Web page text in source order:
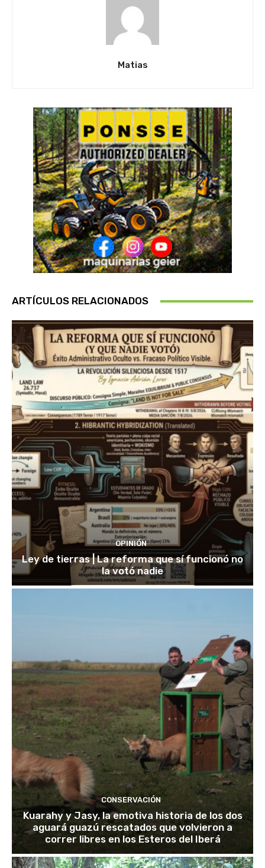
Matias
ARTÍCULOS RELACIONADOS
OPINIÓN
Ley de tierras | La reforma que sí funcionó no
la votó nadie
CONSERVACIÓN
Kuarahy y Jasy, la emotiva historia de los dos
aguará guazú rescatados que volvieron a
correr libres en los Esteros del Iberá